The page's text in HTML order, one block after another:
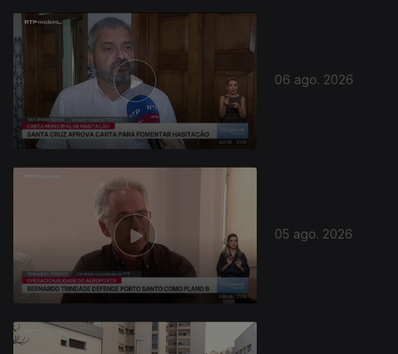
06 ago. 2026
05 ago. 2026